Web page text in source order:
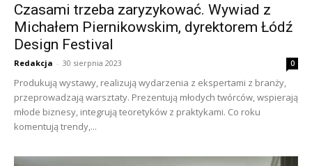
Czasami trzeba zaryzykować. Wywiad z
Michałem Piernikowskim, dyrektorem Łódź
Design Festival
Redakcja - 30 sierpnia 2023 0
Produkują wystawy, realizują wydarzenia z ekspertami z branży,
przeprowadzają warsztaty. Prezentują młodych twórców, wspierają
młode biznesy, integrują teoretyków z praktykami. Co roku
komentują trendy,...